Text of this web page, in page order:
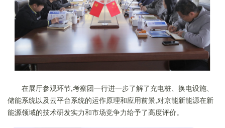
在展厅参观环节,考察团一行进一步了解了充电桩、换电设施、
储能系统以及云平台系统的运作原理和应用前景,对京能新能源在新
能源领域的技术研发实力和市场竞争力给予了高度评价。